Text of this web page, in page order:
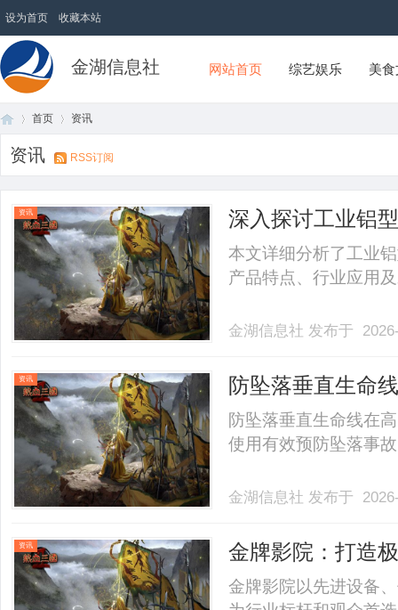
设为首页 收藏本站
金湖信息社 网站首页 综艺娱乐 美
首页 资讯
资讯 RSS订阅
资讯
深入探讨工业铝
发展趋势
本文详细分析了工业
产品特点、行业应用
金湖信息社 发布于
资讯 防坠落垂直生命
防坠落垂直生命线在
使用有效预防坠落事
金湖信息社 发布于
资讯 金牌影院：打造
金牌影院以先进设备